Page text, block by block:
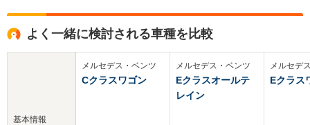
よく一緒に検討される車種を比較
基本情報
メルセデス・ベンツ
Cクラスワゴン
メルセデス・ベンツ
Eクラスオールテ
レイン
メルセデ
Eクラス